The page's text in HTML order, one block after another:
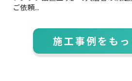
ご依頼...
施工事例をも